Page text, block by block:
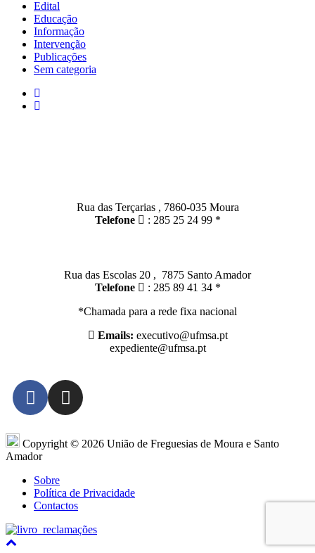
Edital
Educação
Informação
Intervenção
Publicações
Sem categoria
Rua das Terçarias , 7860-035 Moura
Telefone
: 285 25 24 99 *
Rua das Escolas 20 , 7875 Santo Amador
Telefone
: 285 89 41 34 *
*Chamada para a rede fixa nacional
Emails: executivo@ufmsa.pt
expediente@ufmsa.pt
Copyright © 2026 União de Freguesias de Moura e Santo
Amador
Sobre
Política de Privacidade
Contactos